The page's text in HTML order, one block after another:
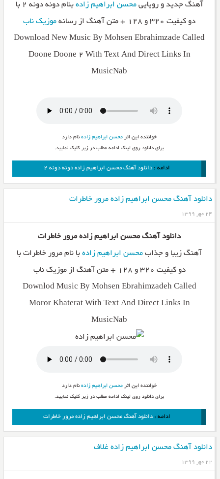
آهنگ جدید و رویاییمحسن ابراهیم زاده
بنام دونه دونه ۲ با
دو کیفیت ۳۲۰ و ۱۲۸ + متن آهنگ از رسانه
موزیک ناب
Download New Music By Mohsen Ebrahimzade Called
Doone Doone 2 With Text And Direct Links In
MusicNab
خواننده این اثر محسن ابراهیم زادهنام دارد
برای دانلود روی لینک ادامه مطلب در زیر کلیک نمایید.
ادامه : دانلود آهنگ محسن ابراهیم زاده دونه دونه ۲
دانلود آهنگ محسن ابراهیم زاده مرور خاطرات
۲۴ مهر ۱۳۹۹
دانلود آهنگ محسن ابراهیم زاده مرور خاطرات
آهنگ زیبا و جذاب محسن ابراهیم زادهبا نام مرور خاطرات با
دو کیفیت ۳۲۰ و ۱۲۸ + متن آهنگ از موزیک ناب
Downlod Music By Mohsen Ebrahimzadeh Called
Moror Khaterat With Text And Direct Links In
MusicNab
خواننده این اثر محسن ابراهیم زادهنام دارد
برای دانلود روی لینک ادامه مطلب در زیر کلیک نمایید.
ادامه : دانلود آهنگ محسن ابراهیم زاده مرور خاطرات
دانلود آهنگ محسن ابراهیم زاده غلاف
۲۲ مهر ۱۳۹۹